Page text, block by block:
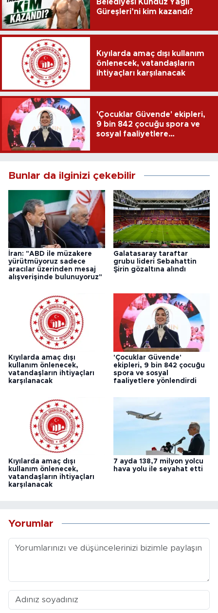
Belediyesi Kunduz Yağlı
Güreşleri’ni kim kazandı?
Kıyılarda amaç dışı kullanım
önlenecek, vatandaşların
ihtiyaçları karşılanacak
'Çocuklar Güvende' ekipleri,
9 bin 842 çocuğu spora ve
sosyal faaliyetlere
Bunlar da ilginizi çekebilir
İran: "ABD ile müzakere
yürütmüyoruz sadece
aracılar üzerinden mesaj
alışverişinde bulunuyoruz"
Galatasaray taraftar
grubu lideri Sebahattin
Şirin gözaltına alındı
Kıyılarda amaç dışı
kullanım önlenecek,
vatandaşların ihtiyaçları
karşılanacak
'Çocuklar Güvende'
ekipleri, 9 bin 842 çocuğu
spora ve sosyal
faaliyetlere yönlendirdi
Kıyılarda amaç dışı
kullanım önlenecek,
vatandaşların ihtiyaçları
karşılanacak
7 ayda 138,7 milyon yolcu
hava yolu ile seyahat etti
Yorumlar